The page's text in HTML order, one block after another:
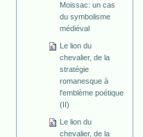
Moissac: un cas
du symbolisme
médiéval
Le lion du
chevalier, de la
stratégie
romanesque à
l'emblème poétique
(II)
Le lion du
chevalier, de la